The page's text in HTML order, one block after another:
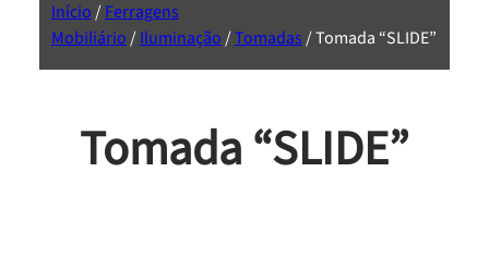
Início/Ferragens
Mobiliário/Iluminação/Tomadas/ Tomada “SLIDE”
Tomada “SLIDE”